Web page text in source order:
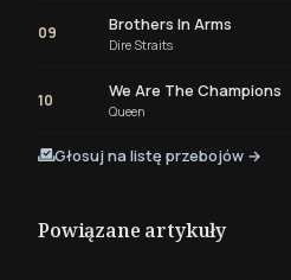
09 Brothers In Arms
Dire Straits
10 We Are The Champions
Queen
Głosuj na listę przebojów →
Powiązane artykuły